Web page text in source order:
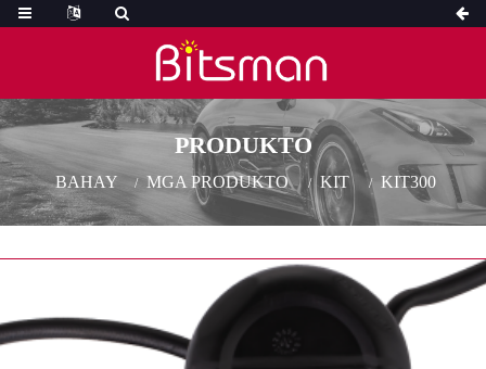
PRODUKTO
BAHAY MGA PRODUKTO KIT KIT300